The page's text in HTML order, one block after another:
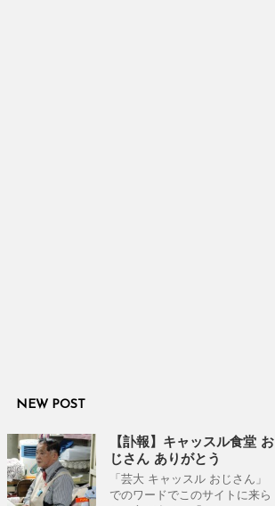
NEW POST
【訃報】キャッスル食堂 お
じさん ありがとう
「芸大 キャッスル おじさん」
でのワードでこのサイトに来ら